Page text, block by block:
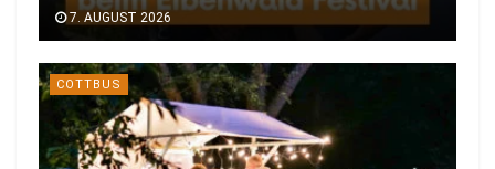
7. AUGUST 2026
COTTBUS